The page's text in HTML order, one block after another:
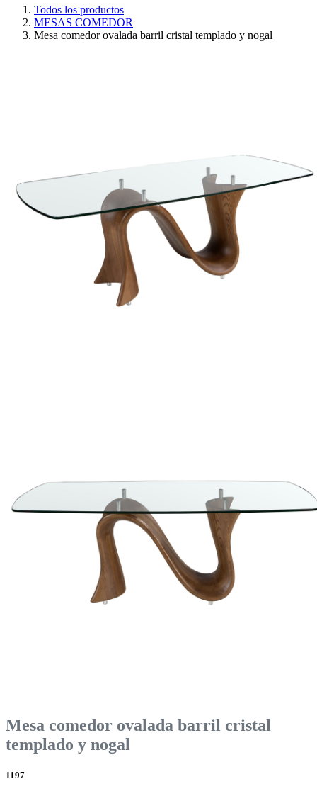
Todos los productos
MESAS COMEDOR
Mesa comedor ovalada barril cristal templado y nogal
Mesa comedor ovalada barril cristal
templado y nogal
1197